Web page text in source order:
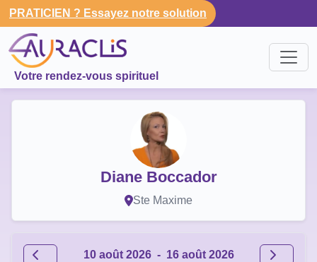
PRATICIEN ? Essayez notre solution
Votre rendez-vous spirituel
Diane Boccador
Ste Maxime
10 août 2026 - 16 août 2026